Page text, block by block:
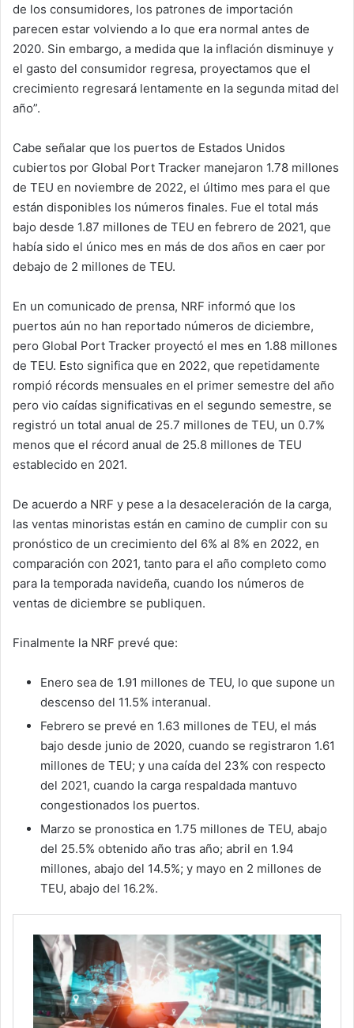
de los consumidores, los patrones de importación
parecen estar volviendo a lo que era normal antes de
2020. Sin embargo, a medida que la inflación disminuye y
el gasto del consumidor regresa, proyectamos que el
crecimiento regresará lentamente en la segunda mitad del
año”.
Cabe señalar que los puertos de Estados Unidos
cubiertos por Global Port Tracker manejaron 1.78 millones
de TEU en noviembre de 2022, el último mes para el que
están disponibles los números finales. Fue el total más
bajo desde 1.87 millones de TEU en febrero de 2021, que
había sido el único mes en más de dos años en caer por
debajo de 2 millones de TEU.
En un comunicado de prensa, NRF informó que los
puertos aún no han reportado números de diciembre,
pero Global Port Tracker proyectó el mes en 1.88 millones
de TEU. Esto significa que en 2022, que repetidamente
rompió récords mensuales en el primer semestre del año
pero vio caídas significativas en el segundo semestre, se
registró un total anual de 25.7 millones de TEU, un 0.7%
menos que el récord anual de 25.8 millones de TEU
establecido en 2021.
De acuerdo a NRF y pese a la desaceleración de la carga,
las ventas minoristas están en camino de cumplir con su
pronóstico de un crecimiento del 6% al 8% en 2022, en
comparación con 2021, tanto para el año completo como
para la temporada navideña, cuando los números de
ventas de diciembre se publiquen.
Finalmente la NRF prevé que:
Enero sea de 1.91 millones de TEU, lo que supone un
descenso del 11.5% interanual.
Febrero se prevé en 1.63 millones de TEU, el más
bajo desde junio de 2020, cuando se registraron 1.61
millones de TEU; y una caída del 23% con respecto
del 2021, cuando la carga respaldada mantuvo
congestionados los puertos.
Marzo se pronostica en 1.75 millones de TEU, abajo
del 25.5% obtenido año tras año; abril en 1.94
millones, abajo del 14.5%; y mayo en 2 millones de
TEU, abajo del 16.2%.